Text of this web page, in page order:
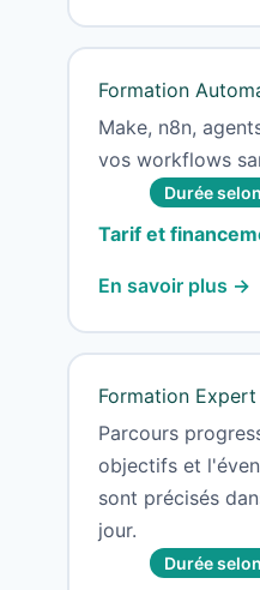
Formation
Make, n8n,
vos workflows
Durée
Tarif et
En savoir plus →
Formation Expert
Parcours
objectifs et
sont précisés
jour.
Durée